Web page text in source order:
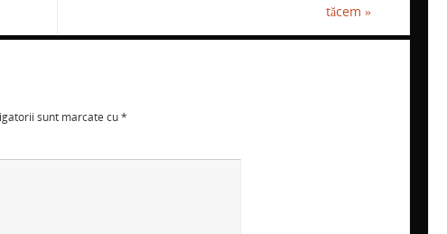
tăcem »
sunt marcate cu*